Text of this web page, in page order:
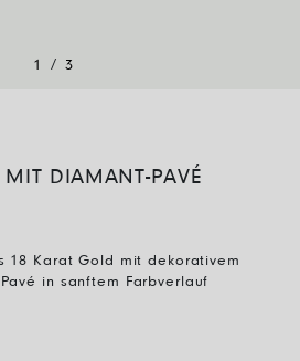
1 / 3
DIAMANT-PAVÉ
18 Karat Gold mit dekorativem
in sanftem Farbverlauf